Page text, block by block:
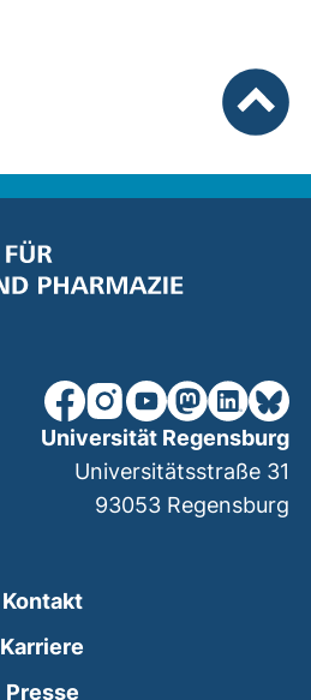
unsere Facebook-Seite
unsere Instagram-
unsere YouTube-
unsereunsere
Kontakt
Karriere
Presse
Universität Regensburg
Universitätsstraße 31
93053 Regensburg